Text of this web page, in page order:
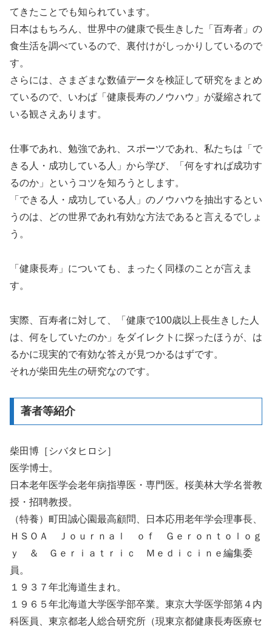
てきたことでも知られています。
日本はもちろん、世界中の健康で長生きした「百寿者」の
食生活を調べているので、裏付けがしっかりしているので
す。
さらには、さまざまな数値データを検証して研究をまとめ
ているので、いわば「健康長寿のノウハウ」が凝縮されて
いる観さえあります。
仕事であれ、勉強であれ、スポーツであれ、私たちは「で
きる人・成功している人」から学び、「何をすれば成功す
るのか」というコツを知ろうとします。
「できる人・成功している人」のノウハウを抽出するとい
うのは、どの世界であれ有効な方法であると言えるでしょ
う。
「健康長寿」についても、まったく同様のことが言えま
す。
実際、百寿者に対して、「健康で100歳以上長生きした人
は、何をしていたのか」をダイレクトに探ったほうが、は
るかに現実的で有効な答えが見つかるはずです。
それが柴田先生の研究なのです。
著者等紹介
柴田博［シバタヒロシ］
医学博士。
日本老年医学会老年病指導医・専門医。桜美林大学名誉教
授・招聘教授。
（特養）町田誠心園最高顧問、日本応用老年学会理事長、
ＨＳＯＡ Ｊｏｕｒｎａｌ ｏｆ Ｇｅｒｏｎｔｏｌｏｇ
ｙ ＆ Ｇｅｒｉａｔｒｉｃ Ｍｅｄｉｃｉｎｅ編集委
員。
１９３７年北海道生まれ。
１９６５年北海道大学医学部卒業。東京大学医学部第４内
科医員、東京都老人総合研究所（現東京都健康長寿医療セ